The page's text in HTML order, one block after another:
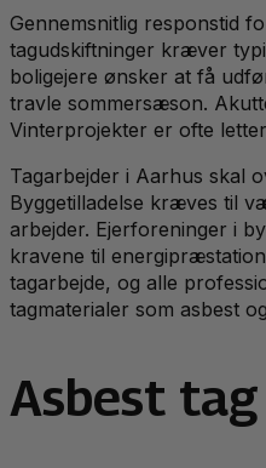
Gennemsnitlig responstid
tagudskiftninger kræver
boligejere ønsker at få
travle sommersæson.
Vinterprojekter er ofte
Tagarbejder i Aarhus skal
Byggetilladelse kræves til
arbejder. Ejerforeninger i
kravene til
tagarbejde, og alle
tagmaterialer som asbest
Asbest tag